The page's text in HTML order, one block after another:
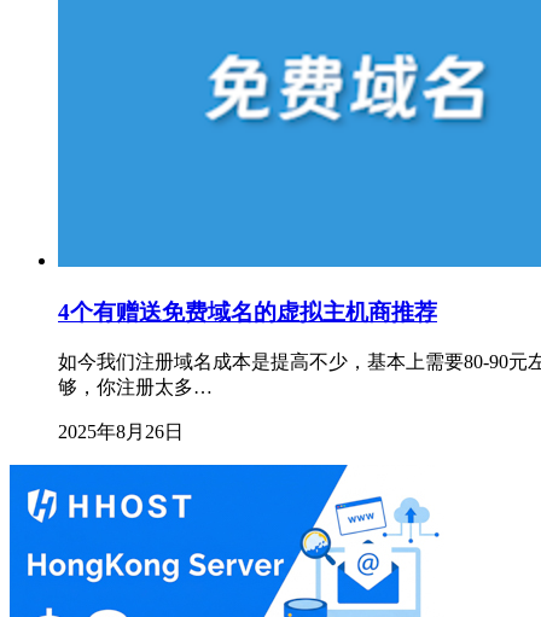
4个有赠送免费域名的虚拟主机商推荐
如今我们注册域名成本是提高不少，基本上需要80-90
够，你注册太多…
2025年8月26日